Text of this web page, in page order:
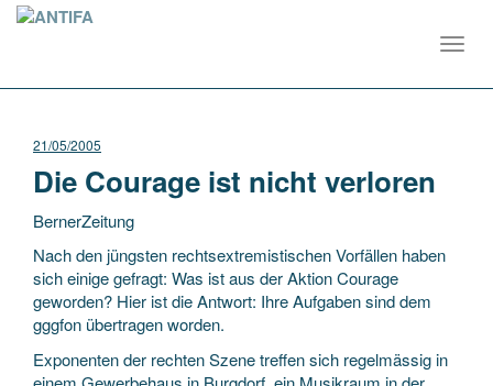
21/05/2005
Die Courage ist nicht verloren
BernerZeitung
Nach den jüngsten rechtsextremistischen Vorfällen haben
sich einige gefragt: Was ist aus der Aktion Courage
geworden? Hier ist die Antwort: Ihre Aufgaben sind dem
gggfon übertragen worden.
Exponenten der rechten Szene treffen sich regelmässig in